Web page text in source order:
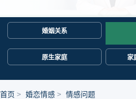
婚姻关系
原生家庭 家
首页 婚恋情感 情感问题